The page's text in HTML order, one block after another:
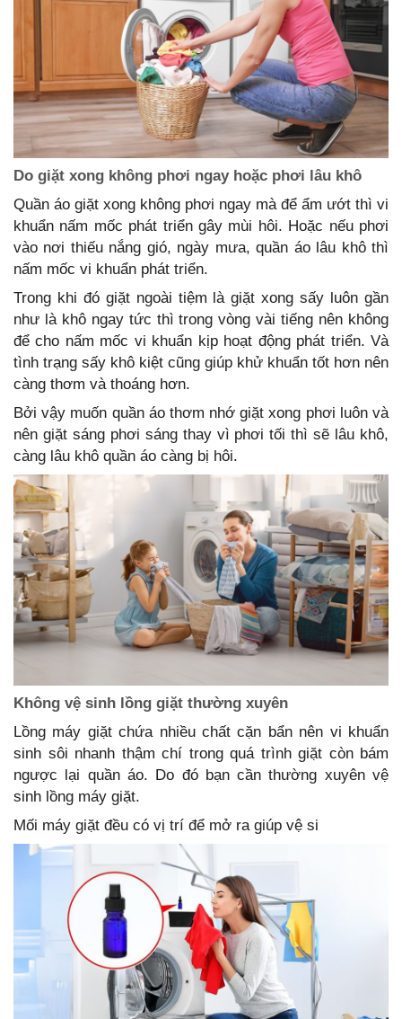
Do giặt xong không phơi ngay hoặc phơi lâu khô
Quần áo giặt xong không phơi ngay mà để ẩm ướt thì vi
khuẩn nấm mốc phát triển gây mùi hôi. Hoặc nếu phơi
vào nơi thiếu nắng gió, ngày mưa, quần áo lâu khô thì
nấm mốc vi khuẩn phát triển.
Trong khi đó giặt ngoài tiệm là giặt xong sấy luôn gần
như là khô ngay tức thì trong vòng vài tiếng nên không
để cho nấm mốc vi khuẩn kịp hoạt động phát triển. Và
tình trạng sấy khô kiệt cũng giúp khử khuẩn tốt hơn nên
càng thơm và thoáng hơn.
Bởi vậy muốn quần áo thơm nhớ giặt xong phơi luôn và
nên giặt sáng phơi sáng thay vì phơi tối thì sẽ lâu khô,
càng lâu khô quần áo càng bị hôi.
Không vệ sinh lồng giặt thường xuyên
Lồng máy giặt chứa nhiều chất cặn bẩn nên vi khuẩn
sinh sôi nhanh thậm chí trong quá trình giặt còn bám
ngược lại quần áo. Do đó bạn cần thường xuyên vệ
sinh lồng máy giặt.
Mối máy giặt đều có vị trí để mở ra giúp vệ si